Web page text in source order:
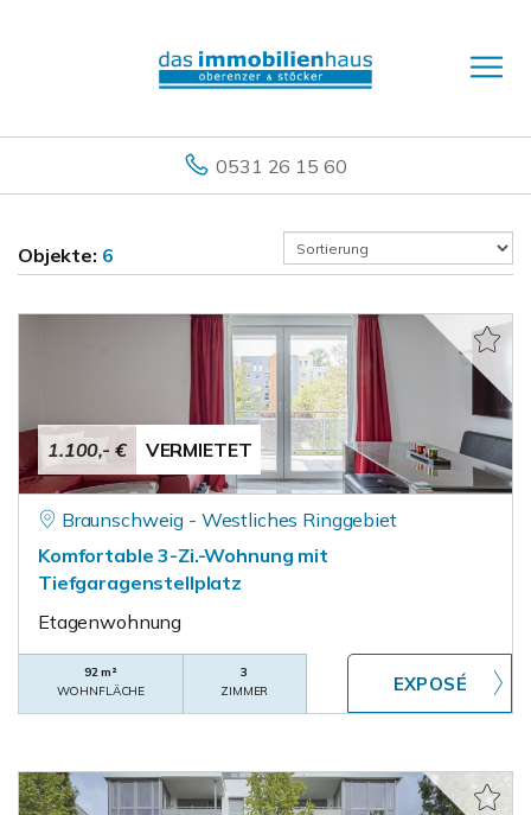
0531 26 15 60
Objekte: 6
1.100,- € VERMIETET
Braunschweig - Westliches Ringgebiet
Komfortable 3-Zi.-Wohnung mit
Tiefgaragenstellplatz
Etagenwohnung
92 m²
WOHNFLÄCHE
3
ZIMMER